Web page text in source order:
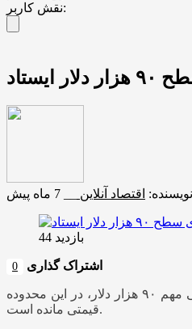
نقش کاربر:
نویسنده: اقتصاد آنلاین 7 ماه پیش
بازدید 44
اشتراک گذاری 0
به گزارش اقتصاد آنلاین به نقل از ایسنا، بیت‌کوین با شروع روز معاملاتی چهارشنبه ۱۷ دی، در بازه‌های کوتاه‌مدت اندکی کاهش یافت، اما پس از عبور از سطح روانی مهم ۹۰ هزار دلار، در این محدوده
قیمتی مانده است.